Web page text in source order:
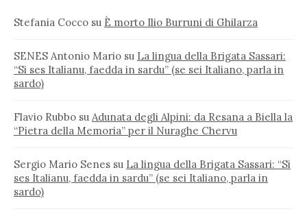
Stefania Cocco su È morto Ilio Burruni di Ghilarza
SENES Antonio Mario su La lingua della Brigata Sassari:
“Si ses Italianu, faedda in sardu” (se sei Italiano, parla in
sardo)
Flavio Rubbo su Adunata degli Alpini: da Resana a Biella la
“Pietra della Memoria” per il Nuraghe Chervu
Sergio Mario Senes su La lingua della Brigata Sassari: “Si
ses Italianu, faedda in sardu” (se sei Italiano, parla in
sardo)